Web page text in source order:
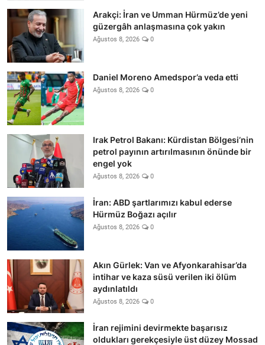
Arakçi: İran ve Umman Hürmüz’de yeni
güzergâh anlaşmasına çok yakın
Ağustos 8, 2026 0
Daniel Moreno Amedspor’a veda etti
Ağustos 8, 2026 0
Irak Petrol Bakanı: Kürdistan Bölgesi’nin
petrol payının artırılmasının önünde bir
engel yok
Ağustos 8, 2026 0
İran: ABD şartlarımızı kabul ederse
Hürmüz Boğazı açılır
Ağustos 8, 2026 0
Akın Gürlek: Van ve Afyonkarahisar’da
intihar ve kaza süsü verilen iki ölüm
aydınlatıldı
Ağustos 8, 2026 0
İran rejimini devirmekte başarısız
oldukları gerekçesiyle üst düzey Mossad